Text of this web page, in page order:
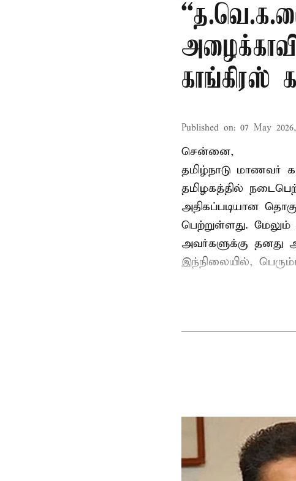
காங்கிரஸ்
Published on: 07 May
சென்னை,
தமிழ்நாடு மாணவர்
தமிழகத்தில்
அதிகப்படியான
பெற்றுள்ளது.
அவர்களுக்கு தனது
இந்நிலையில்,